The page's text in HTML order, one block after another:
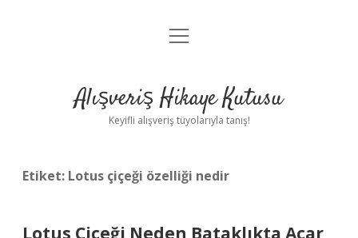
Anasayfa
Yasal Uyarı
menüyü
Alışveriş Hikaye Kutusu
Keyifli alışveriş tüyolarıyla tanış!
Etiket: Lotus çiçeği özelliği nedir
Lotus Çiçeği Neden Bataklıkta Açar